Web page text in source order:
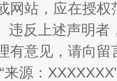
网站，应在授
违反上述声明
有意见，请向
来源：